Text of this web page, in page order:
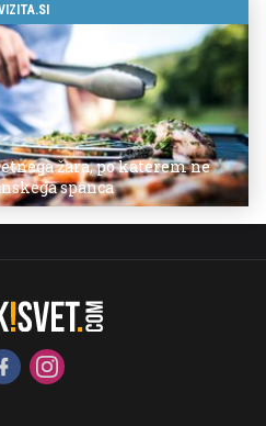
žara, po katerem ne
spanca